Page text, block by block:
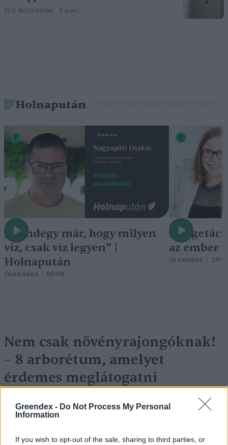
Greendex - Do Not Process My Personal
Information
If you wish to opt-out of the sale, sharing to third parties, or
ÉLŐ BOLYGÓNK 5 perc
Holnapután
„Mindegy már, hogy milyen
víz, csak víz legyen” |
Holnapután
Greendex 55:58
A
az ember
Greendex
Nem csak növényrajongóknak!
– 8 arborétum, amelyet
érdemes meglátogatni